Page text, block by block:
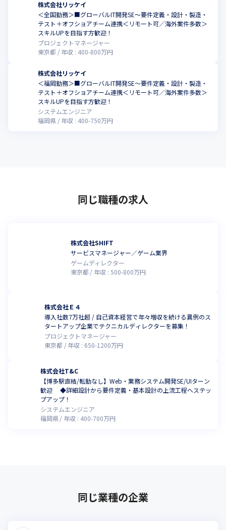
株式会社リッケイ
＜全国勤務＞■グローバルIT開発SE～要件定義・設計・製造・
テスト＋オフショアチーム連携＜リモート可／海外案件多数＞
スキルUPを目指す方歓迎！
プロジェクトマネージャー
東京都
年収 : 400-800万円
株式会社リッケイ
＜福岡勤務＞■グローバルIT開発SE～要件定義・設計・製造・
テスト＋オフショアチーム連携＜リモート可／海外案件多数＞
スキルUPを目指す方歓迎！
システムエンジニア
福岡県
年収 : 400-750万円
同じ職種の求人
株式会社SHIFT
サービスマネージャー／ゲーム業界
ゲームディレクター
東京都
年収 : 500-800万円
株式会社Ｅ４
導入社数7万社超 / 自己資本経営で年々増収を続ける異例のス
タートアップ企業でテクニカルディレクターを募集！
プロジェクトマネージャー
東京都
年収 : 650-1200万円
株式会社T&C
【博多駅直結/転勤なし】Web・業務システム開発SE/UIターン
歓迎 ◆詳細設計から要件定義・基本設計の上流工程へステッ
プアップ！
システムエンジニア
福岡県
年収 : 400-700万円
同じ業種の企業